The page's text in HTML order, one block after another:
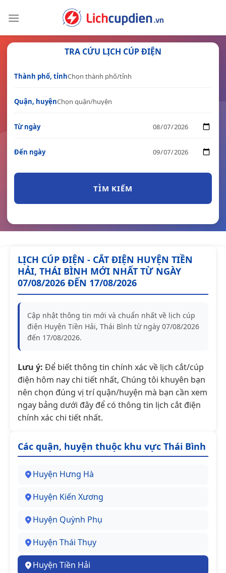
TRA CỨU LỊCH CÚP ĐIỆN
Thành phố, tỉnh
Quận, huyện
Từ ngày
Đến ngày
TÌM KIẾM
LỊCH CÚP ĐIỆN - CẮT ĐIỆN HUYỆN TIỀN
HẢI, THÁI BÌNH MỚI NHẤT TỪ NGÀY
07/08/2026 ĐẾN 17/08/2026
Cập nhật thông tin mới và chuẩn nhất về lịch cúp
điện Huyện Tiền Hải, Thái Bình từ ngày 07/08/2026
đến 17/08/2026.
Lưu ý: Để biết thông tin chính xác về lịch cắt/cúp
điện hôm nay chi tiết nhất, Chúng tôi khuyên bạn
nên chọn đúng vị trí quận/huyện mà bạn cần xem
ngay bảng dưới đây để có thông tin lịch cắt điện
chính xác chi tiết nhất.
Các quận, huyện thuộc khu vực Thái Bình
Huyện Hưng Hà
Huyện Kiến Xương
Huyện Quỳnh Phụ
Huyện Thái Thụy
Huyện Tiền Hải